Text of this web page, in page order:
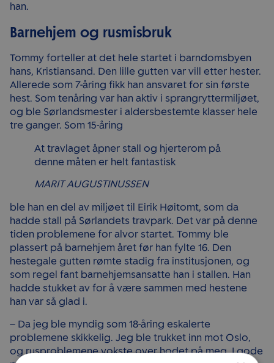
han.
Barnehjem og rusmisbruk
Tommy forteller at det hele startet i barndomsbyen
hans, Kristiansand. Den lille gutten var vill etter hester.
Allerede som 7-åring fikk han ansvaret for sin første
hest. Som tenåring var han aktiv i sprangryttermiljøet,
og ble Sørlandsmester i aldersbestemte klasser hele
tre ganger. Som 15-åring
At travlaget åpner stall og hjerterom på
denne måten er helt fantastisk
MARIT AUGUSTINUSSEN
ble han en del av miljøet til Eirik Høitomt, som da
hadde stall på Sørlandets travpark. Det var på denne
tiden problemene for alvor startet. Tommy ble
plassert på barnehjem året før han fylte 16. Den
hestegale gutten rømte stadig fra institusjonen, og
som regel fant barnehjemsansatte han i stallen. Han
hadde stukket av for å være sammen med hestene
han var så glad i.
– Da jeg ble myndig som 18-åring eskalerte
problemene skikkelig. Jeg ble trukket inn mot Oslo,
og rusproblemene vokste over hodet på meg. I gode